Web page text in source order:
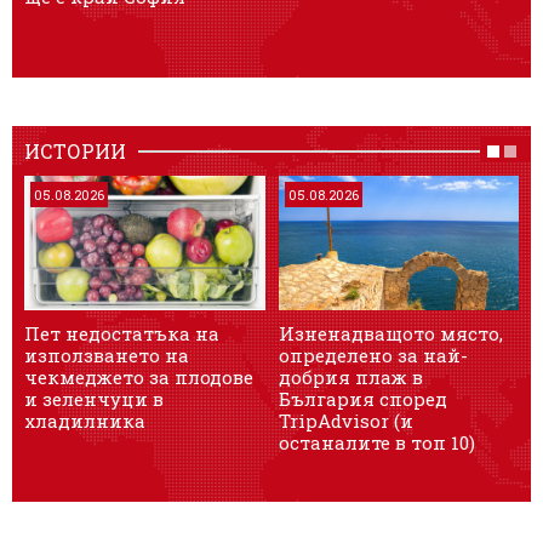
ИСТОРИИ
05.08.2026
Пет недостатъка на
използването на
чекмеджето за плодове
и зеленчуци в
хладилника
05.08.2026
Изненадващото място,
определено за най-
добрия плаж в
България според
TripAdvisor (и
останалите в топ 10)